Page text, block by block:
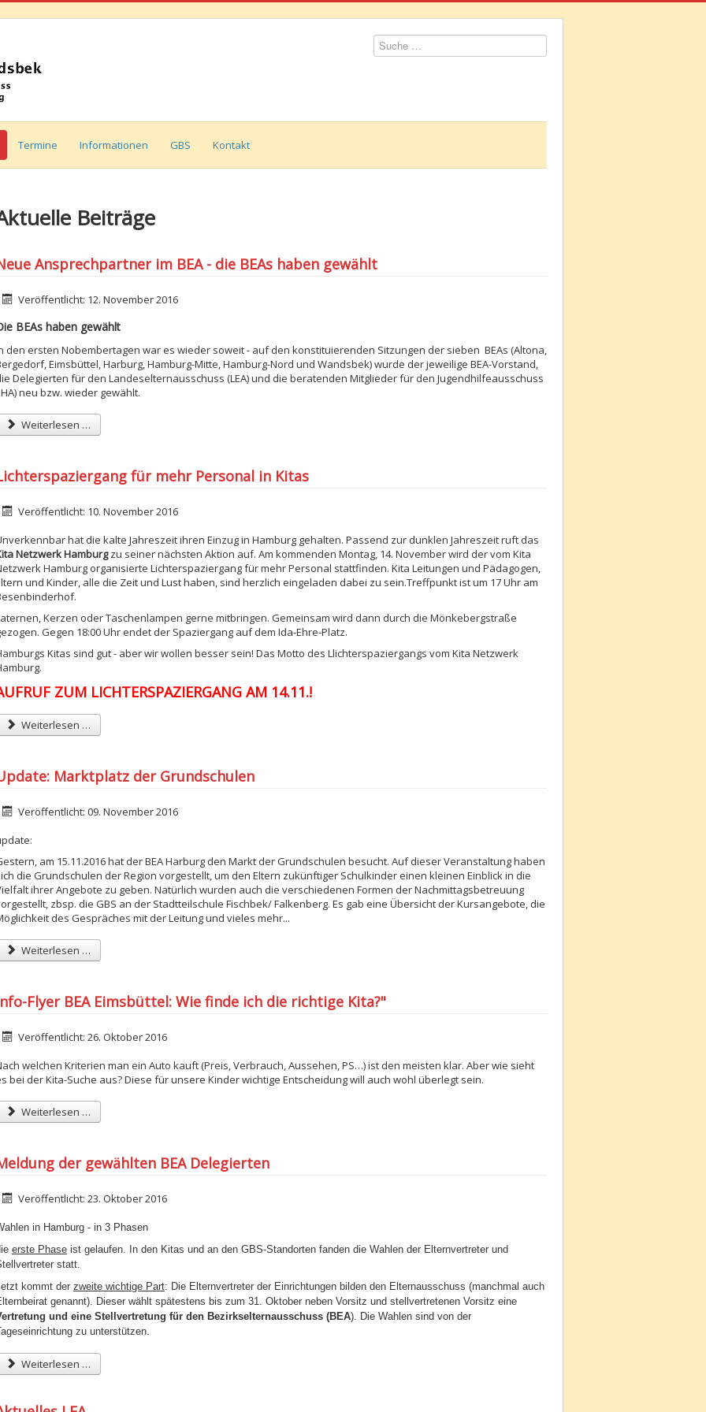
Suchen
Termine Informationen GBS Kontakt
Beiträge
Ansprechpartner im BEA - die BEAs haben gewählt
Veröffentlicht: 12. November 2016
BEAs haben gewählt
den ersten Nobembertagen war es wieder soweit - auf den konstituierenden Sitzungen der sieben BEAs (Altona,
Eimsbüttel, Harburg, Hamburg-Mitte, Hamburg-Nord und Wandsbek) wurde der jeweilige BEA-Vorstand,
Delegierten für den Landeselternausschuss (LEA) und die beratenden Mitglieder für den Jugendhilfeausschuss
neu bzw. wieder gewählt.
Weiterlesen …
für mehr Personal in Kitas
Veröffentlicht: 10. November 2016
hat die kalte Jahreszeit ihren Einzug in Hamburg gehalten. Passend zur dunklen Jahreszeit ruft das
Netzwerk Hamburgzu seiner nächsten Aktion auf. Am kommenden Montag, 14. November wird der vom Kita
Hamburg organisierte Lichterspaziergang für mehr Personal stattfinden. Kita Leitungen und Pädagogen,
und Kinder, alle die Zeit und Lust haben, sind herzlich eingeladen dabei zu sein.Treffpunkt ist um 17 Uhr am
Kerzen oder Taschenlampen gerne mitbringen. Gemeinsam wird dann durch die Mönkebergstraße
Gegen 18:00 Uhr endet der Spaziergang auf dem Ida-Ehre-Platz.
Kitas sind gut - aber wir wollen besser sein! Das Motto des Llichterspaziergangs vom Kita Netzwerk
ZUM LICHTERSPAZIERGANG AM 14.11.!
Weiterlesen …
Marktplatz der Grundschulen
Veröffentlicht: 09. November 2016
am 15.11.2016 hat der BEA Harburg den Markt der Grundschulen besucht. Auf dieser Veranstaltung haben
die Grundschulen der Region vorgestellt, um den Eltern zukünftiger Schulkinder einen kleinen Einblick in die
ihrer Angebote zu geben. Natürlich wurden auch die verschiedenen Formen der Nachmittagsbetreuung
zbsp. die GBS an der Stadtteilschule Fischbek/ Falkenberg. Es gab eine Übersicht der Kursangebote, die
des Gespräches mit der Leitung und vieles mehr...
Weiterlesen …
Flyer BEA Eimsbüttel: Wie finde ich die richtige Kita?"
Veröffentlicht: 26. Oktober 2016
welchen Kriterien man ein Auto kauft (Preis, Verbrauch, Aussehen, PS…) ist den meisten klar. Aber wie sieht
bei der Kita-Suche aus? Diese für unsere Kinder wichtige Entscheidung will auch wohl überlegt sein.
Weiterlesen …
der gewählten BEA Delegierten
Veröffentlicht: 23. Oktober 2016
in Hamburg - in 3 Phasen
erste Phase ist gelaufen. In den Kitas und an den GBS-Standorten fanden die Wahlen der Elternvertreter und
statt.
kommt der zweite wichtige Part: Die Elternvertreter der Einrichtungen bilden den Elternausschuss (manchmal auch
genannt). Dieser wählt spätestens bis zum 31. Oktober neben Vorsitz und stellvertretenen Vorsitz eine
und eine Stellvertretung für den Bezirkselternausschuss (BEA). Die Wahlen sind von der
zu unterstützen.
Weiterlesen …